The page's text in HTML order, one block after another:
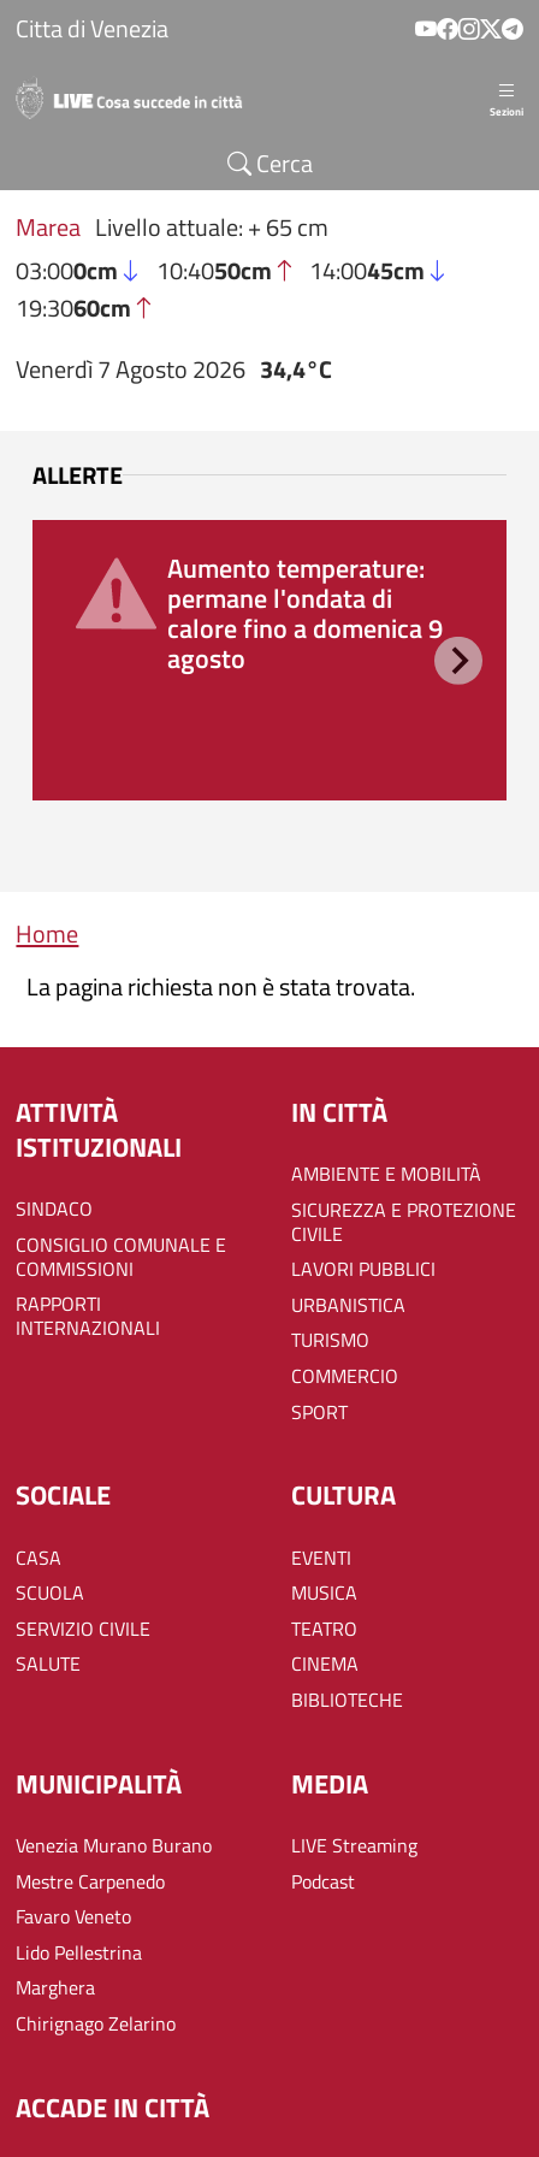
Salta al contenuto principale
Citta di Venezia
Sezioni
Cerca
Marea Livello attuale: + 65 cm
03:000cm 10:4050cm 14:0045cm
19:3060cm
Venerdì 7 Agosto 2026 34,4°C
ALLERTE
Aumento temperature:
permane l'ondata di
calore fino a domenica 9
agosto
Briciole di pane
Home
La pagina richiesta non è stata trovata.
ATTIVITÀ
ISTITUZIONALI
SINDACO
CONSIGLIO COMUNALE E
COMMISSIONI
RAPPORTI
INTERNAZIONALI
IN CITTÀ
AMBIENTE E MOBILITÀ
SICUREZZA E PROTEZIONE
CIVILE
LAVORI PUBBLICI
URBANISTICA
TURISMO
COMMERCIO
SPORT
SOCIALE
CASA
SCUOLA
SERVIZIO CIVILE
SALUTE
CULTURA
EVENTI
MUSICA
TEATRO
CINEMA
BIBLIOTECHE
MUNICIPALITÀ
Venezia Murano Burano
Mestre Carpenedo
Favaro Veneto
Lido Pellestrina
Marghera
Chirignago Zelarino
MEDIA
LIVE Streaming
Podcast
ACCADE IN CITTÀ